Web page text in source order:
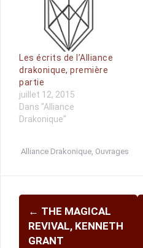
Les écrits de l’Alliance
drakonique, première
partie
juillet 12, 2015
Dans "Alliance
Drakonique"
Alliance Drakonique, Ouvrages
Navigation
d'article
← THE MAGICAL
REVIVAL, KENNETH
GRANT